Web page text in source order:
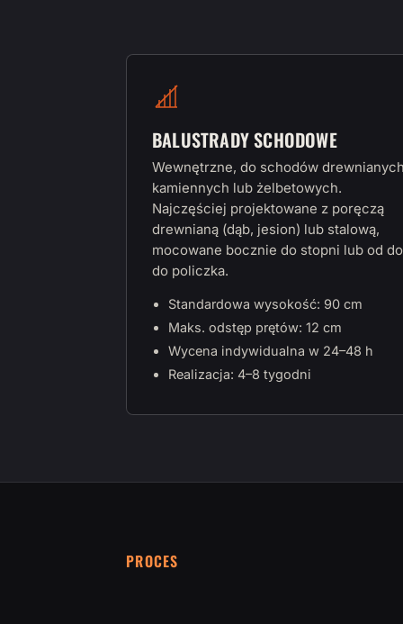
BALUSTRADY SCHODOWE
Wewnętrzne, do schodów
kamiennych lub żelbetowych.
Najczęściej projektowane z poręczą
drewnianą (dąb, jesion) lub stalową,
mocowane bocznie do stopni lub od
do policzka.
Standardowa wysokość: 90 cm
Maks. odstęp prętów: 12 cm
Wycena indywidualna w 24–48 h
Realizacja: 4–8 tygodni
PROCES